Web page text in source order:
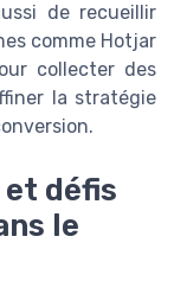
de recueillir
comme Hotjar
collecter des
la stratégie
et défis
le